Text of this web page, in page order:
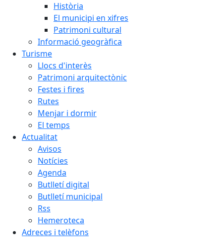
Història
El municipi en xifres
Patrimoni cultural
Informació geogràfica
Turisme
Llocs d'interès
Patrimoni arquitectònic
Festes i fires
Rutes
Menjar i dormir
El temps
Actualitat
Avisos
Notícies
Agenda
Butlletí digital
Butlletí municipal
Rss
Hemeroteca
Adreces i telèfons